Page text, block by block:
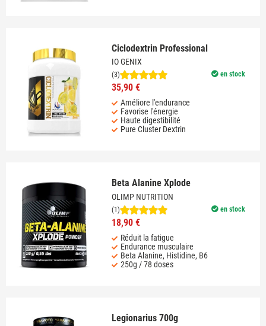
Ciclodextrin Professional
IO GENIX
en stock
(3)
35,90 €
Améliore l'endurance
Favorise l'énergie
Haute digestibilité
Pure Cluster Dextrin
Beta Alanine Xplode
OLIMP NUTRITION
en stock
(1)
18,90 €
Réduit la fatigue
Endurance musculaire
Beta Alanine, Histidine, B6
250g / 78 doses
Legionarius 700g